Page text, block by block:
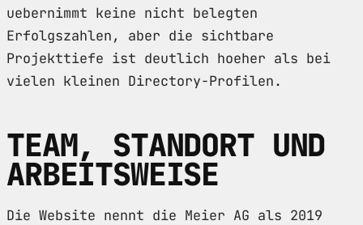
uebernimmt keine nicht belegten
Erfolgszahlen, aber die sichtbare
Projekttiefe ist deutlich hoeher als bei
vielen kleinen Directory-Profilen.
TEAM, STANDORT UND
ARBEITSWEISE
Die Website nennt die Meier AG als 2019